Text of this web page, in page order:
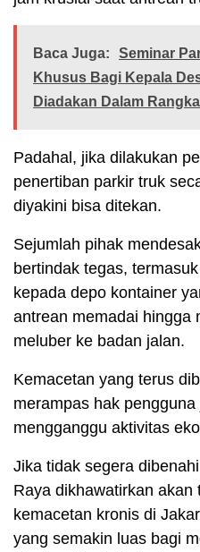
Baca Juga:
Seminar
Khusus Bagi Kepala
Diadakan Dalam
Padahal, jika dilakukan
penertiban parkir truk
diyakini bisa ditekan.
Sejumlah pihak
bertindak tegas,
kepada depo kontainer
antrean memadai hingga
meluber ke badan jalan.
Kemacetan yang terus
merampas hak
mengganggu aktivitas
Jika tidak segera
Raya dikhawatirkan akan
kemacetan kronis di
yang semakin luas bagi